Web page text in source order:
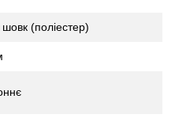
(поліестер)